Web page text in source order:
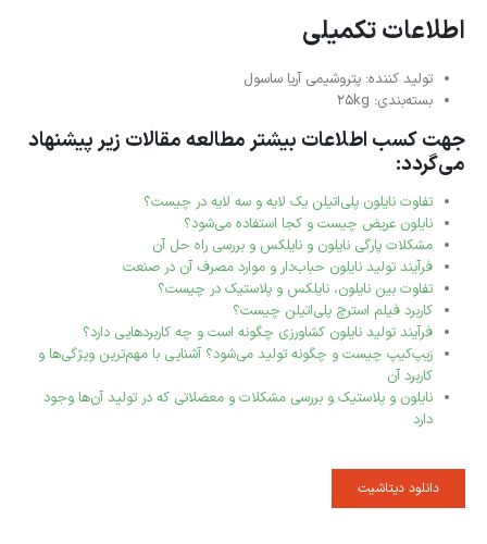
اطلاعات تکمیلی
تولید کننده: پتروشیمی آریا ساسول
بسته‌بندی: 25kg
جهت کسب اطلاعات بیشتر مطالعه مقالات زیر پیشنهاد
می‌گردد:
تفاوت نایلون پلی‌اتیلن یک لایه و سه لایه در چیست؟
نایلون عریض چیست و کجا استفاده می‌شود؟
مشکلات پارگی نایلون و نایلکس و بررسی راه حل آن
فرآیند تولید نایلون حباب‌دار و موارد مصرف آن در صنعت
تفاوت بین نایلون، نایلکس و پلاستیک در چیست؟
کاربرد فیلم استرچ پلی‌اتیلن چیست؟
فرآیند تولید نایلون کشاورزی چگونه است و چه کاربردهایی دارد؟
زیپ‌کیپ چیست و چگونه تولید می‌شود؟ آشنایی با مهم‌ترین ویژگی‌ها و
کاربرد آن
نایلون و پلاستیک و بررسی مشکلات و معضلاتی که در تولید آن‌ها وجود
دارد
دانلود دیتاشیت